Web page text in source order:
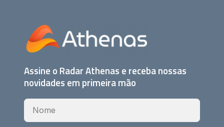
Assine o Radar Athenas e receba nossas
novidades em primeira mão